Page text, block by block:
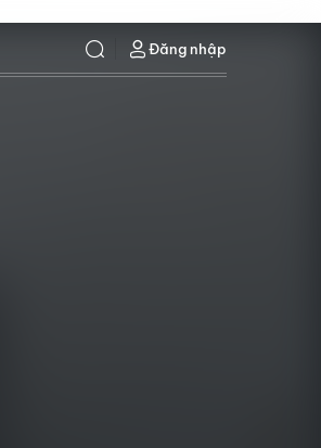
Đăng nhập